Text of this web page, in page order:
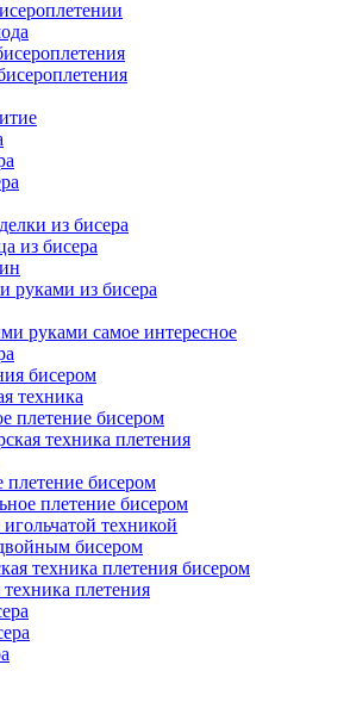
из бисера
из бисера
руками из бисера
руками самое интересное
бисером
техника
плетение бисером
техника плетения
бисером
плетение бисером
техникой
бисером
техника плетения бисером
плетения